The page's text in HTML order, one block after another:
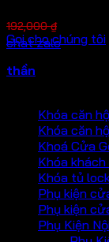
192,000₫
gốc
là:
chat zalo
Gọi cho chúng tôi
SKU:911.81.120
thần
Khóa căn
Khóa căn
Khoá Cửa
Khóa
Khóa tủ
Phụ kiện
Phụ kiện
Phụ Kiện